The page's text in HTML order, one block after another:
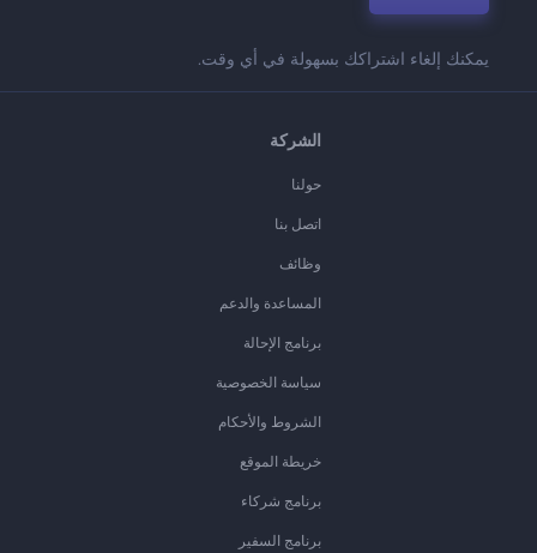
يمكنك إلغاء اشتراكك بسهولة في أي وقت.
الشركة
حولنا
اتصل بنا
وظائف
المساعدة والدعم
برنامج الإحالة
سياسة الخصوصية
الشروط والأحكام
خريطة الموقع
برنامج شركاء
برنامج السفير